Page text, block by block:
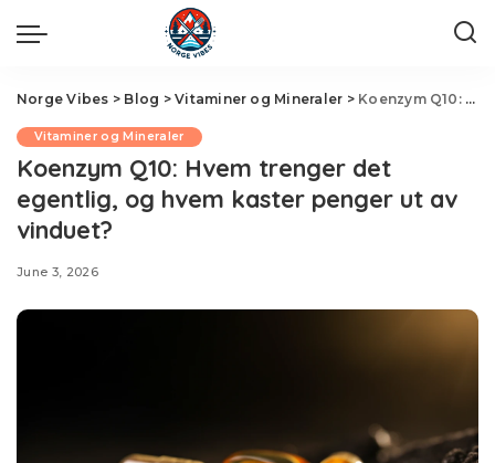
Norge Vibes > Blog >Vitaminer og Mineraler > Koenzym Q10: Hvem trenger det egentlig, og hvem kaster penger ut av vinduet?
Vitaminer og Mineraler
Koenzym Q10: Hvem trenger det
egentlig, og hvem kaster penger ut av
vinduet?
June 3, 2026